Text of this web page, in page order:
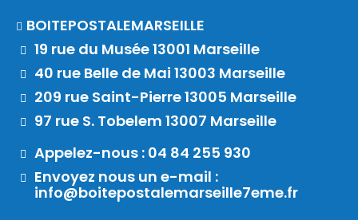
BOITEPOSTALEMARSEILLE
19 rue du Musée 13001 Marseille
40 rue Belle de Mai 13003 Marseille
209 rue Saint-Pierre 13005 Marseille
97 rue S. Tobelem 13007 Marseille
Appelez-nous : 04 84 255 930
Envoyez nous un e-mail :
info@boitepostalemarseille7eme.fr